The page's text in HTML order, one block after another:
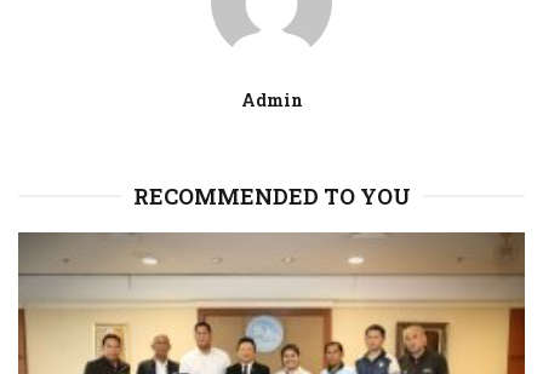
Admin
RECOMMENDED TO YOU